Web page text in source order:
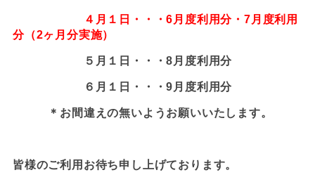
４月１日・・・6月度利用分・7月度利用
分（2ヶ月分実施）
５月１日・・・8月度利用分
６月１日・・・9月度利用分
＊お間違えの無いようお願いいたします。
皆様のご利用お待ち申し上げております。